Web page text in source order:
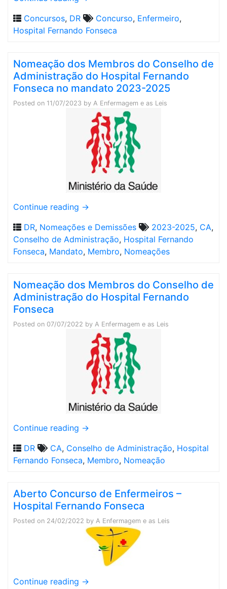
Concursos, DR Concurso, Enfermeiro,
Hospital Fernando Fonseca
Nomeação dos Membros do Conselho de
Administração do Hospital Fernando
Fonseca no mandato 2023-2025
Posted on 11/07/2023 by A Enfermagem e as Leis
Continue reading →
DR, Nomeações e Demissões 2023-2025, CA,
Conselho de Administração, Hospital Fernando
Fonseca, Mandato, Membro, Nomeações
Nomeação dos Membros do Conselho de
Administração do Hospital Fernando
Fonseca
Posted on 07/07/2022 by A Enfermagem e as Leis
Continue reading →
DR
CA, Conselho de Administração, Hospital
Fernando Fonseca, Membro, Nomeação
Aberto Concurso de Enfermeiros –
Hospital Fernando Fonseca
Posted on 24/02/2022 by A Enfermagem e as Leis
Continue reading →